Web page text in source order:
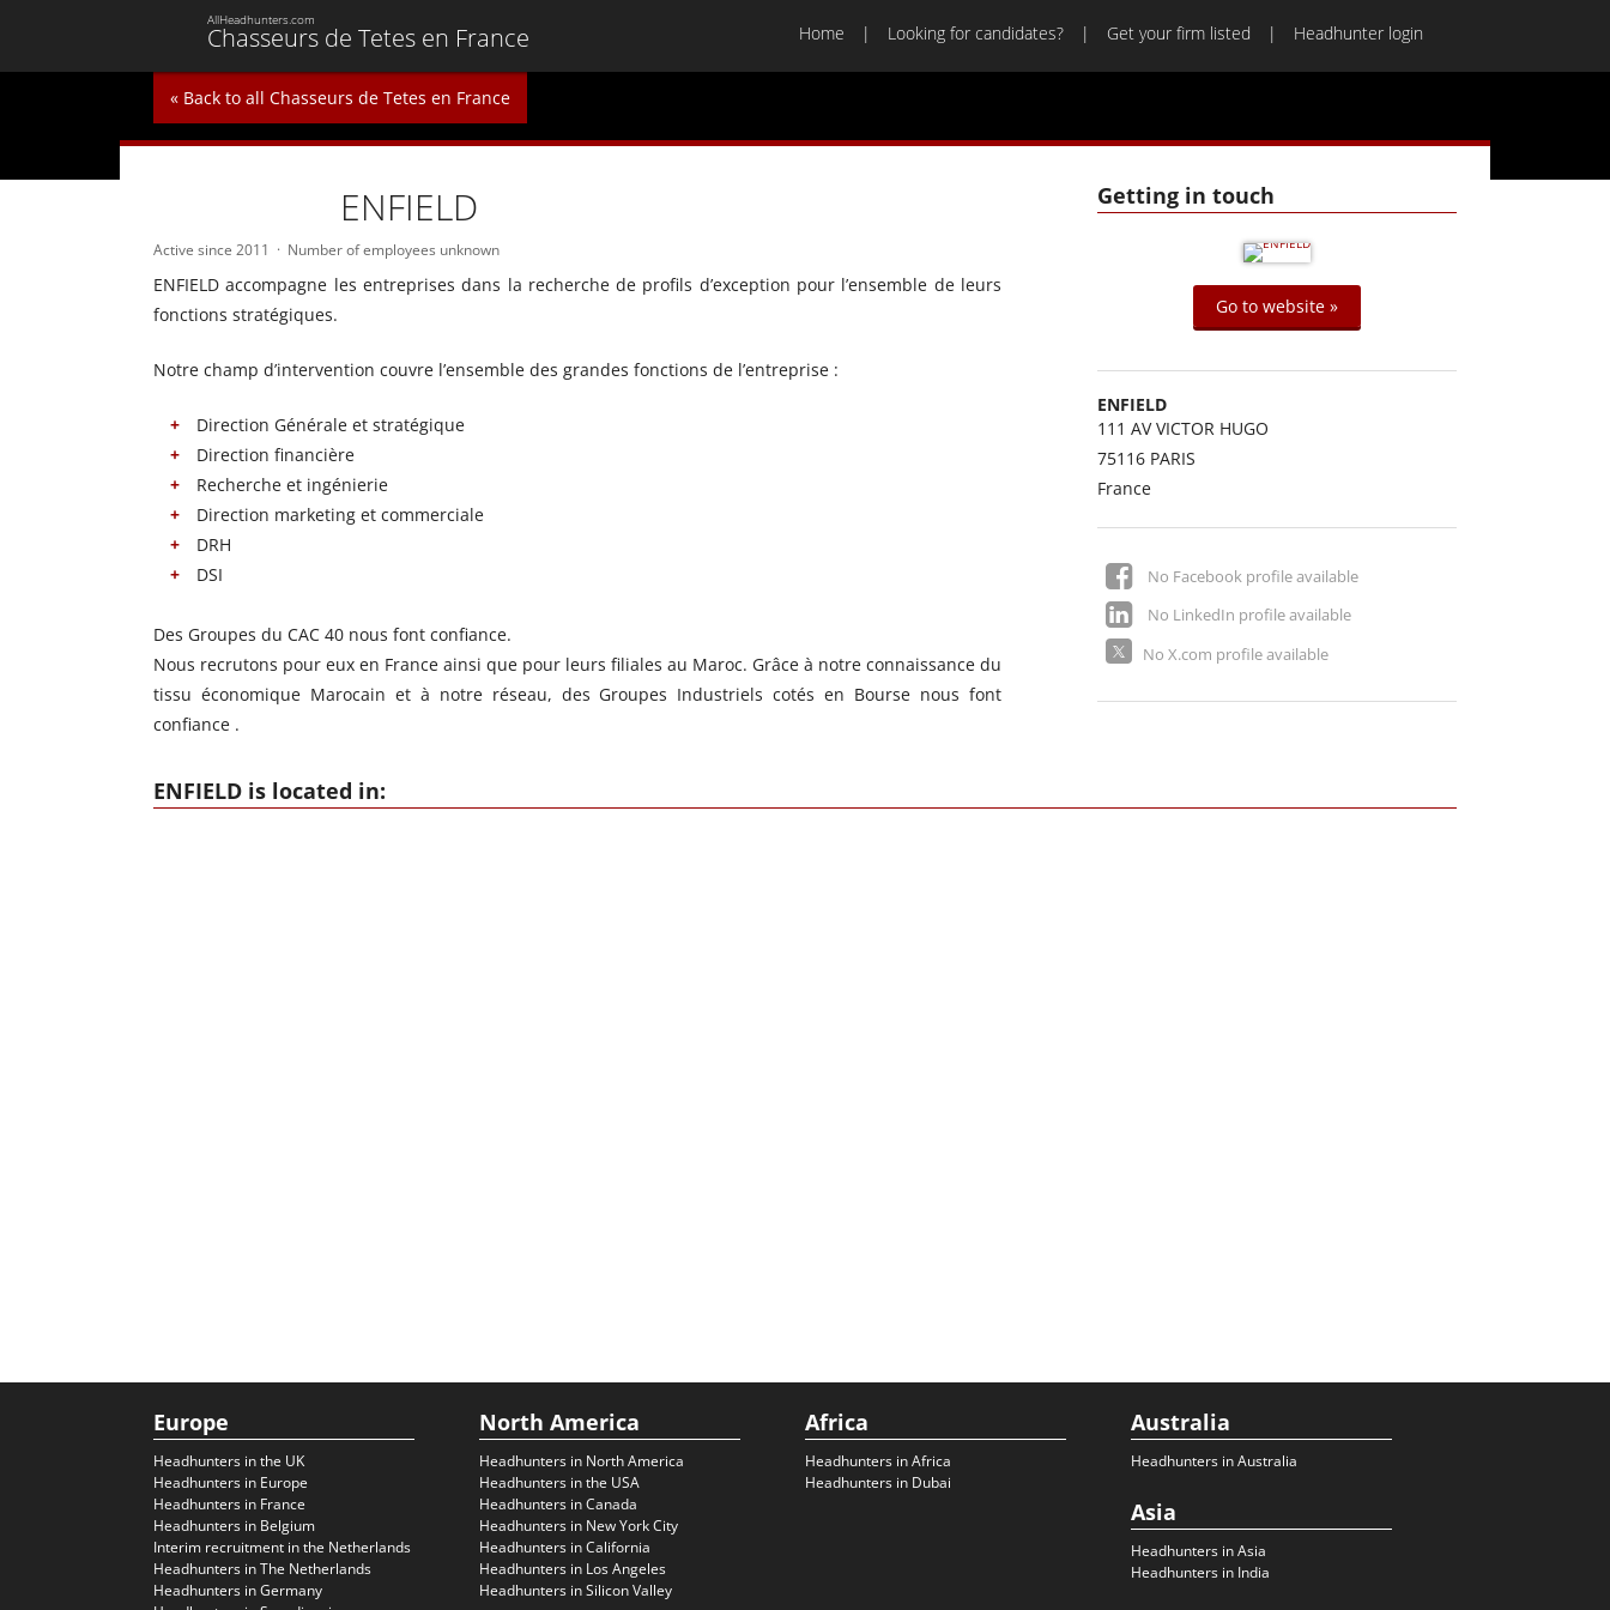
Chasseurs de Tetes en France
AllHeadhunters.com
Home Looking for candidates? Get your firm listed Headhunter login
« Back to all Chasseurs de Tetes en France
Getting in touch
Go to website »
ENFIELD
111 AV VICTOR HUGO
75116 PARIS
France
No Facebook profile available
No LinkedIn profile available
No X.com profile available
ENFIELD
Active since 2011 Number of employees unknown
ENFIELD accompagne les entreprises dans la recherche de profils d’exception pour l’ensemble de leurs
fonctions stratégiques.
Notre champ d’intervention couvre l’ensemble des grandes fonctions de l’entreprise :
Direction Générale et stratégique
Direction financière
Recherche et ingénierie
Direction marketing et commerciale
DRH
DSI
Des Groupes du CAC 40 nous font confiance.
Nous recrutons pour eux en France ainsi que pour leurs filiales au Maroc. Grâce à notre connaissance du
tissu économique Marocain et à notre réseau, des Groupes Industriels cotés en Bourse nous font
confiance .
ENFIELD is located in:
Europe
Headhunters in the UK
Headhunters in Europe
Headhunters in France
Headhunters in Belgium
Interim recruitment in the Netherlands
Headhunters in The Netherlands
Headhunters in Germany
North America
Headhunters in North America
Headhunters in the USA
Headhunters in Canada
Headhunters in New York City
Headhunters in California
Headhunters in Los Angeles
Headhunters in Silicon Valley
Africa
Headhunters in Africa
Headhunters in Dubai
Australia
Headhunters in Australia
Asia
Headhunters in Asia
Headhunters in India